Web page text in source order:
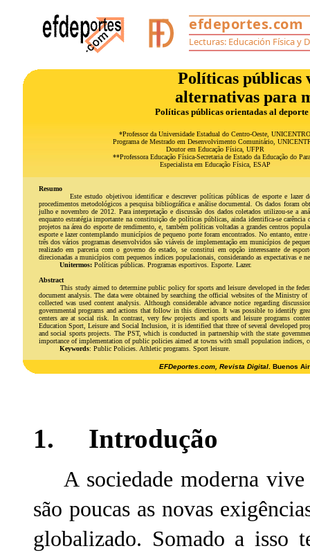
Políticas públicas
alternativas para
Políticas públicas orientadas al
*Professor da Universidade Estadual do Centro-Oeste, UNICENTRO
Programa de Mestrado em Desenvolvimento Comunitário,
Doutor em Educação Física, UFPR
**Professora Educação Física-Secretaria de Estado da Educação do
Especialista em Educação Física, ESAP
Resumo
Este estudo objetivou identificar e descrever políticas públicas de esporte e lazer
procedimentos metodológicos a pesquisa bibliográfica e análise documental. Os dados foram
julho e novembro de 2012. Para interpretação e discussão dos dados coletados utilizou-se a
enquanto estratégia importante na constituição de políticas públicas, ainda identifica-se
projetos na área do esporte de rendimento, e, também políticas voltadas a grandes centros
esporte e lazer contemplando municípios de pequeno porte foram encontrados. No entanto,
três dos vários programas desenvolvidos são viáveis de implementação em municípios de
realizado em parceria com o governo do estado, se constitui em opção interessante de
direcionadas a municípios com pequenos índices populacionais, considerando as expectativas e
Unitermos:Políticas públicas. Programas esportivos. Esporte. Lazer.
Abstract
This study aimed to determine public policy for sports and leisure developed in the
document analysis. The data were obtained by searching the official websites of the Ministry
collected was used content analysis. Although considerable advance notice regarding
governmental programs and actions that follow in this direction. It was possible to identify
centers are at social risk. In contrast, very few projects and sports and leisure programs
Education Sport, Leisure and Social Inclusion, it is identified that three of several developed
and social sports projects. The PST, which is conducted in partnership with the state
importance of implementation of public policies aimed at towns with small population indices,
Keywords: Public Policies. Athletic programs. Sport leisure.
EFDeportes.com, Revista Digital. Buenos
1. Introdução
A sociedade moderna vive
são poucas as novas
globalizado. Somado a isso